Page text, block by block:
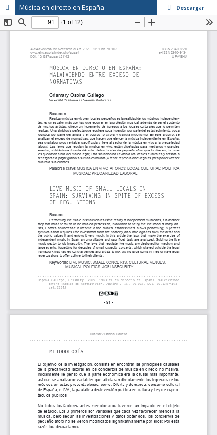
Música en directo en España Descargar